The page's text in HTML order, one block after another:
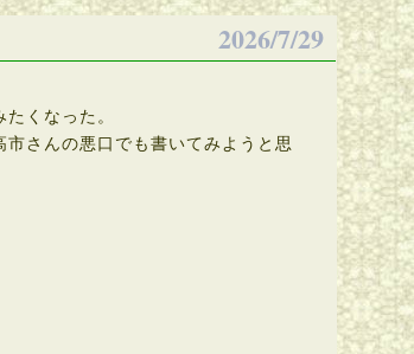
2026/7/29
くなった。
さんの悪口でも書いてみようと思